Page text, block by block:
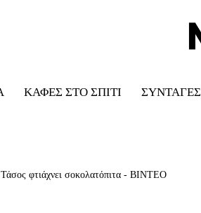
ΚΑΦΈΣ ΣΤΟ ΣΠΊΤΙ ΣΥΝΤΑΓΈΣ
φτιάχνει σοκολατόπιτα - ΒΙΝΤΕΟ